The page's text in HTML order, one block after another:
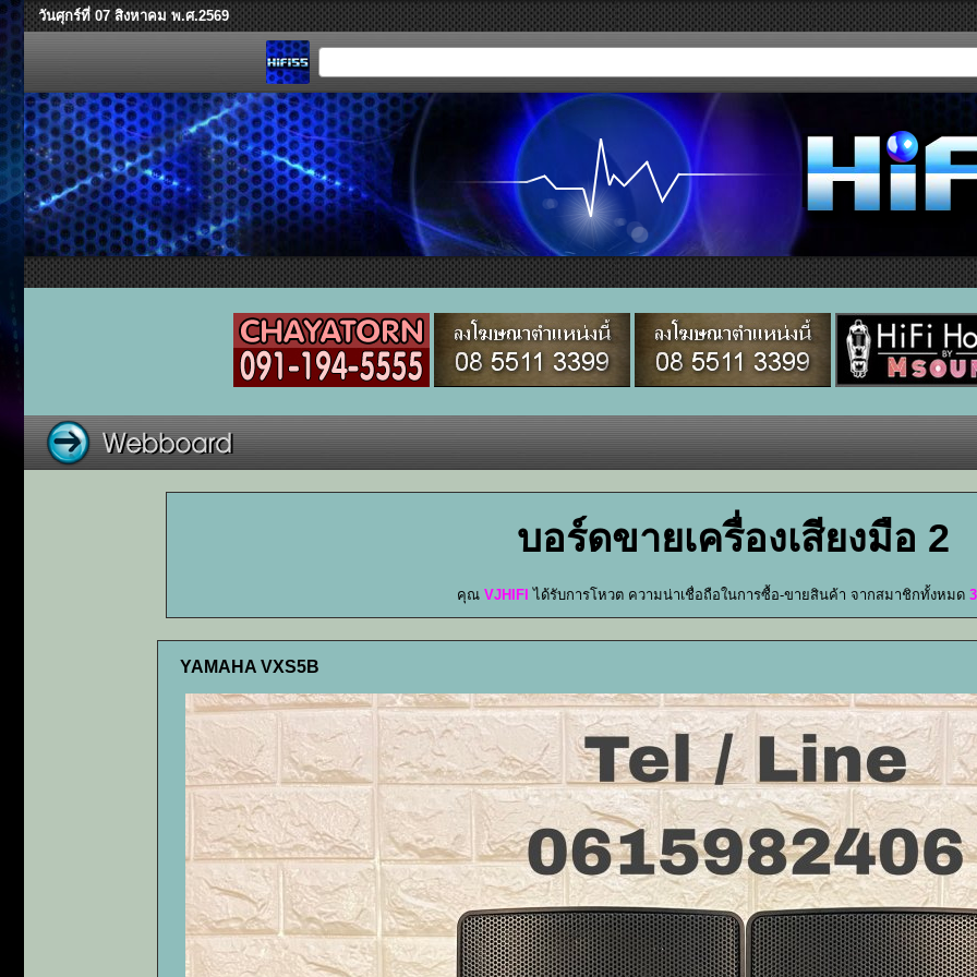
วันศุกร์ที่ 07 สิงหาคม พ.ศ.2569
บอร์ดขายเครื่องเสียงมือ 2
คุณ VJHIFI ได้รับการโหวต ความน่าเชื่อถือในการซื้อ-ขายสินค้า จากสมาชิกทั้งหมด 3
YAMAHA VXS5B